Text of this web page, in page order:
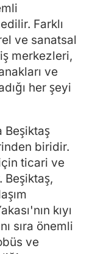
Farklı
ve sanatsal
merkezleri,
ve
her şeyi
Beşiktaş
biridir.
ticari ve
kıyı
sıra önemli
ve